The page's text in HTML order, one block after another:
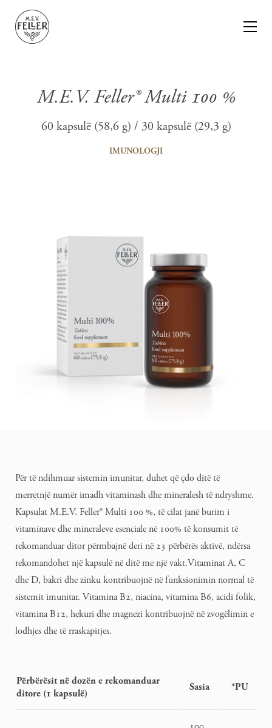
M.E.V. Feller® Multi 100 %
60 kapsulë (58,6 g) / 30 kapsulë (29,3 g)
imunologji
Për të ndihmuar sistemin imunitar, duhet që çdo ditë të
merretnjë numër imadh vitaminash dhe mineralesh të ndryshme.
Kapsulat M.E.V. Feller® Multi 100 %, të cilat janë burim i
vitaminave dhe mineraleve esenciale në 100% të konsumit të
rekomanduar ditor përmbajnë deri në 23 përbërës aktivë, ndërsa
rekomandohet një kapsulë në ditë me një vakt.Vitaminat A, C
dhe D, bakri dhe zinku kontribuojnë në funksionimin normal të
sistemit imunitar. Vitamina B2, niacina, vitamina B6, acidi folik,
vitamina B12, hekuri dhe magnezi kontribuojnë në zvogëlimin e
lodhjes dhe të rraskapitjes.
Përbërësit në dozën e rekomanduar
ditore (1 kapsulë)
Sasia *PU